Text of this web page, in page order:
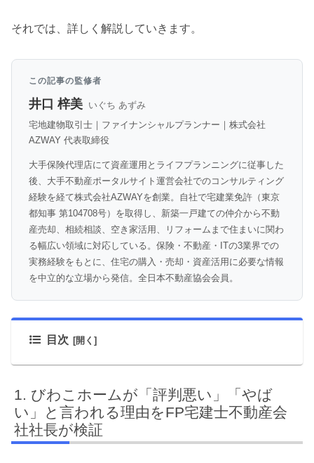
それでは、詳しく解説していきます。
この記事の監修者
井口 梓美 いぐち あずみ
宅地建物取引士｜ファイナンシャルプランナー｜株式会社
AZWAY 代表取締役
大手保険代理店にて資産運用とライフプランニングに従事した
後、大手不動産ポータルサイト運営会社でのコンサルティング
経験を経て株式会社AZWAYを創業。自社で宅建業免許（東京
都知事 第104708号）を取得し、新築一戸建ての仲介から不動
産売却、相続相談、空き家活用、リフォームまで住まいに関わ
る幅広い領域に対応している。保険・不動産・ITの3業界での
実務経験をもとに、住宅の購入・売却・資産活用に必要な情報
を中立的な立場から発信。全日本不動産協会会員。
目次
びわこホームが「評判悪い」「やば
い」と言われる理由をFP宅建士不動産会
社社長が検証